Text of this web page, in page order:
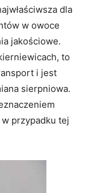
dla
w owoce
jakościowe.
to
i jest
sierpniowa.
przypadku tej